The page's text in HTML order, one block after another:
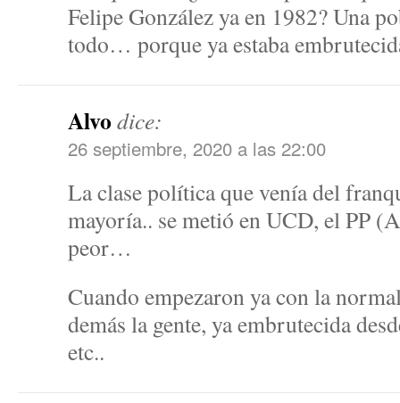
Felipe González ya en 1982? Una
todo… porque ya estaba
Alvodice:
26 septiembre, 2020 a las 22:00
La clase política que venía del
mayoría.. se metió en UCD, el PP
peor…
Cuando empezaron ya con la
demás la gente, ya embrutecida
etc..